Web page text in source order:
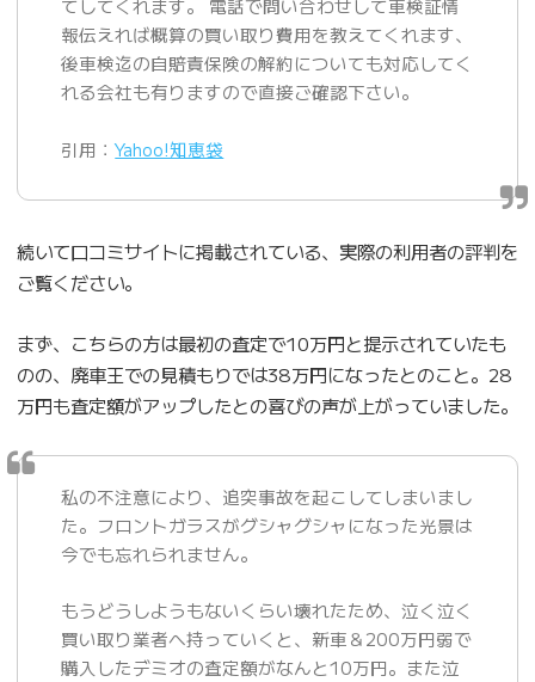
てしてくれます。 電話で問い合わせして車検証情
報伝えれば概算の買い取り費用を教えてくれます、
後車検迄の自賠責保険の解約についても対応してく
れる会社も有りますので直接ご確認下さい。
引用：Yahoo!知恵袋
続いて口コミサイトに掲載されている、実際の利用者の評判を
ご覧ください。
まず、こちらの方は最初の査定で10万円と提示されていたも
のの、廃車王での見積もりでは38万円になったとのこと。28
万円も査定額がアップしたとの喜びの声が上がっていました。
私の不注意により、追突事故を起こしてしまいまし
た。フロントガラスがグシャグシャになった光景は
今でも忘れられません。
もうどうしようもないくらい壊れたため、泣く泣く
買い取り業者へ持っていくと、新車＆200万円弱で
購入したデミオの査定額がなんと10万円。また泣